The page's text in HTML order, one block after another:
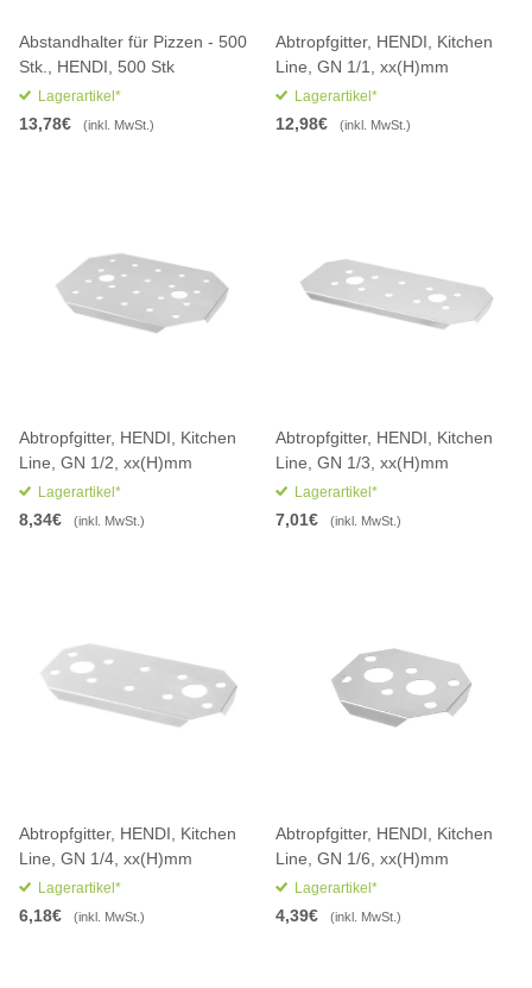
Abstandhalter für Pizzen - 500
Stk., HENDI, 500 Stk
Lagerartikel*
13,78€ (inkl. MwSt.)
Abtropfgitter, HENDI, Kitchen
Line, GN 1/1, xx(H)mm
Lagerartikel*
12,98€ (inkl. MwSt.)
Abtropfgitter, HENDI, Kitchen
Line, GN 1/2, xx(H)mm
Lagerartikel*
8,34€ (inkl. MwSt.)
Abtropfgitter, HENDI, Kitchen
Line, GN 1/3, xx(H)mm
Lagerartikel*
7,01€ (inkl. MwSt.)
Abtropfgitter, HENDI, Kitchen
Line, GN 1/4, xx(H)mm
Lagerartikel*
6,18€ (inkl. MwSt.)
Abtropfgitter, HENDI, Kitchen
Line, GN 1/6, xx(H)mm
Lagerartikel*
4,39€ (inkl. MwSt.)